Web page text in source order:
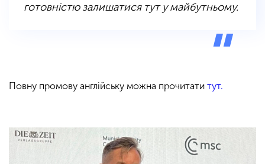
готовністю залишатися тут у майбутньому.
Повну промову англійську можна прочитати тут.